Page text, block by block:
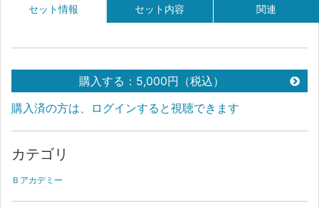
セット情報 セット内容 関連
購入する：5,000円（税込）
購入済の方は、ログインすると視聴できます
カテゴリ
Ｂアカデミー